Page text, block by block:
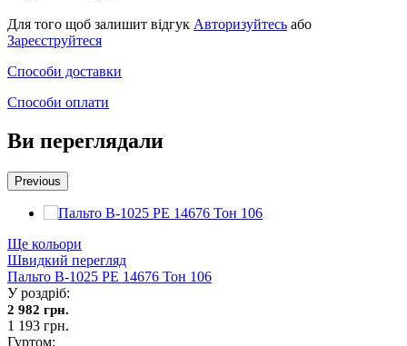
Для того щоб залишит відгук Авторизуйтесь або
Зареєструйтеся
Способи доставки
Способи оплати
Ви переглядали
Previous
Ще кольори
Швидкий перегляд
Пальто В-1025 PE 14676 Тон 106
У роздріб:
2 982 грн.
1 193 грн.
Гуртом: